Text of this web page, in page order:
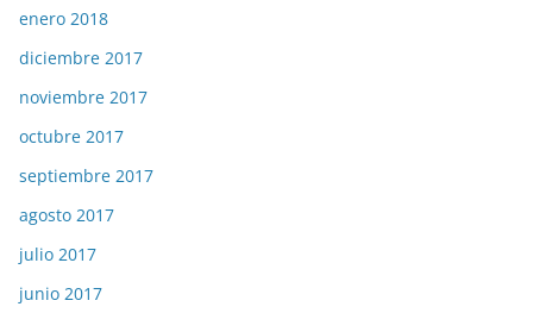
enero 2018
diciembre 2017
noviembre 2017
octubre 2017
septiembre 2017
agosto 2017
julio 2017
junio 2017